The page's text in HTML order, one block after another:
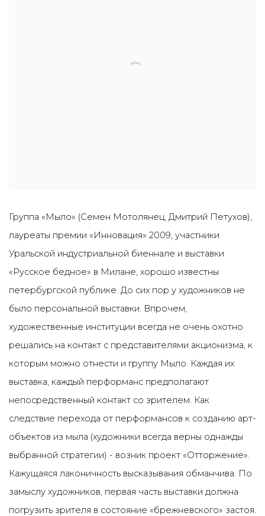
Группа «Мыло» (Семен Мотолянец, Дмитрий Петухов),
лауреаты премии «Инновация» 2009, участники
Уральской индустриальной биеннале и выставки
«Русское бедное» в Милане, хорошо известны
петербургской публике. До сих пор у художников не
было персональной выставки. Впрочем,
художественные институции всегда не очень охотно
решались на контакт с представителями акционизма, к
которым можно отнести и группу Мыло. Каждая их
выставка, каждый перформанс предполагают
непосредственный контакт со зрителем. Как
следствие перехода от перформансов к созданию арт-
объектов из мыла (художники всегда верны однажды
выбранной стратегии) - возник проект «Отторжение».
Кажущаяся лаконичность высказывания обманчива. По
замыслу художников, первая часть выставки должна
погрузить зрителя в состояние «брежневского» застоя.